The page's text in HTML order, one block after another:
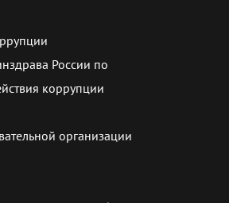
России по
коррупции
организации